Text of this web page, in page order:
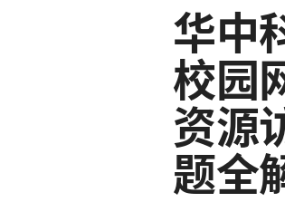
华中
校园
资源
题全